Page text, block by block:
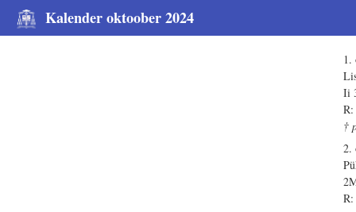
Kalender oktoober 2024
1.
Ii
†
2.
R: